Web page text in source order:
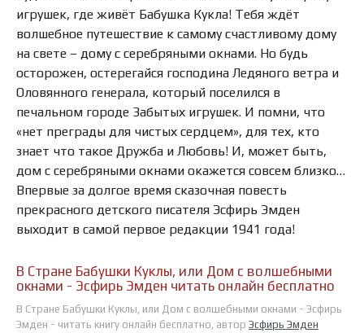
игрушек, где живёт Бабушка Кукла! Тебя ждёт
волшебное путешествие к самому счастливому дому
на свете – дому с серебряными окнами. Но будь
осторожен, остерегайся господина Ледяного ветра и
Оловянного генерала, который поселился в
печальном городе Забытых игрушек. И помни, что
«нет преграды для чистых сердцем», для тех, кто
знает что такое Дружба и Любовь! И, может быть,
дом с серебряными окнами окажется совсем близко…
Впервые за долгое время сказочная повесть
прекрасного детского писателя Эсфирь Эмден
выходит в самой первое редакции 1941 года!
В Стране Бабушки Куклы, или Дом с волшебными
окнами - Эсфирь Эмден читать онлайн бесплатно
В Стране Бабушки Куклы, или Дом с волшебными окнами - Эсфирь
Эмден - читать книгу онлайн бесплатно, автор Эсфирь Эмден